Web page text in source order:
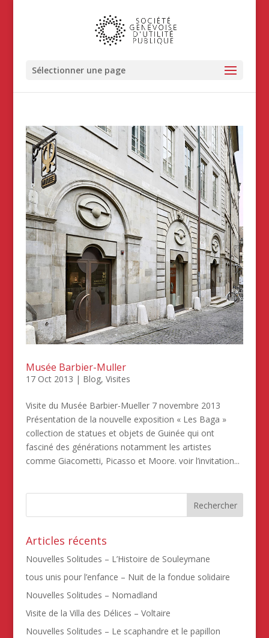
Sélectionner une page
Musée Barbier-Muller
17 Oct 2013 | Blog, Visites
Visite du Musée Barbier-Mueller 7 novembre 2013
Présentation de la nouvelle exposition « Les Baga »
collection de statues et objets de Guinée qui ont
fasciné des générations notamment les artistes
comme Giacometti, Picasso et Moore. voir l’invitation...
Articles récents
Nouvelles Solitudes – L’Histoire de Souleymane
tous unis pour l’enfance – Nuit de la fondue solidaire
Nouvelles Solitudes – Nomadland
Visite de la Villa des Délices – Voltaire
Nouvelles Solitudes – Le scaphandre et le papillon